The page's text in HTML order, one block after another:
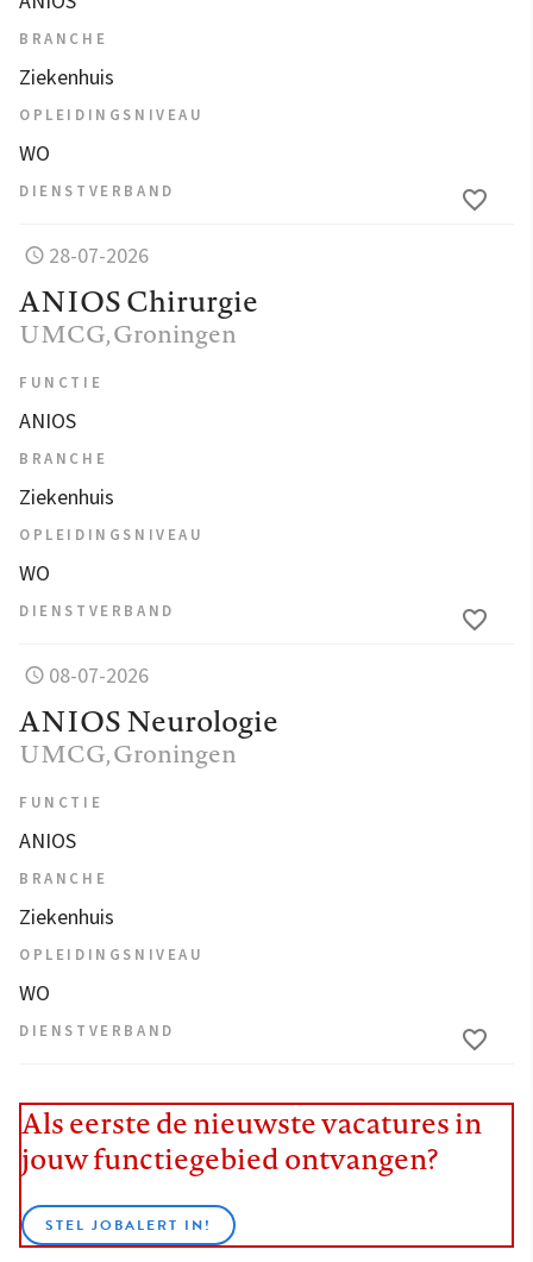
BRANCHE
Ziekenhuis
OPLEIDINGSNIVEAU
WO
DIENSTVERBAND
28-07-2026
ANIOS Chirurgie
UMCG, Groningen
FUNCTIE
ANIOS
BRANCHE
Ziekenhuis
OPLEIDINGSNIVEAU
WO
DIENSTVERBAND
08-07-2026
ANIOS Neurologie
UMCG, Groningen
FUNCTIE
ANIOS
BRANCHE
Ziekenhuis
OPLEIDINGSNIVEAU
WO
DIENSTVERBAND
Als eerste de nieuwste vacatures in
jouw functiegebied ontvangen?
STEL JOBALERT IN!